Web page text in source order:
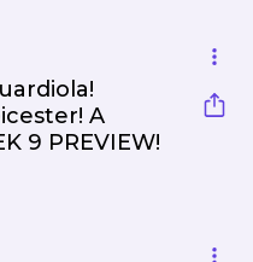
A
9 PREVIEW!